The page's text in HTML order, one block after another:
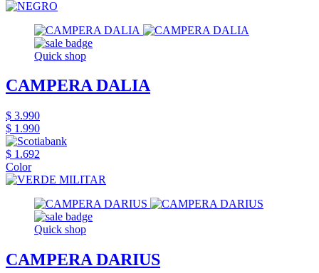
Quick shop
CAMPERA DALIA
$ 3.990
$ 1.990
$ 1.692
Color
Quick shop
CAMPERA DARIUS